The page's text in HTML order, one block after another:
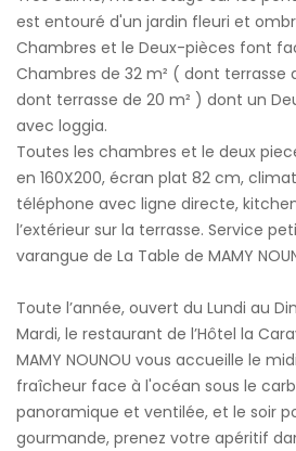
est entouré d'un jardin fleuri et
Chambres et le Deux-pièces font
Chambres de 32 m² ( dont terrasse
dont terrasse de 20 m² ) dont un
avec loggia.
Toutes les chambres et le deux
en 160X200, écran plat 82 cm,
téléphone avec ligne directe,
l’extérieur sur la terrasse. Service
varangue de La Table de MAMY
Toute l’année, ouvert du Lundi au
Mardi, le restaurant de l’Hôtel la
MAMY NOUNOU vous accueille le
fraîcheur face à l'océan sous le
panoramique et ventilée, et le soir
gourmande, prenez votre apéritif